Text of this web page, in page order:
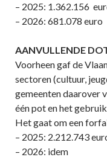
– 2025: 1.362.156
– 2026: 681.078 euro
AANVULLENDE
Voorheen gaf de
sectoren (cultuur,
gemeenten daarover
één pot en het
Het gaat om een
– 2025: 2.212.743
– 2026: idem